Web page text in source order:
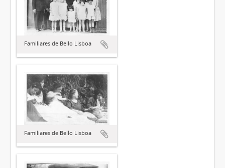
Familiares de Bello Lisboa
Familiares de Bello Lisboa